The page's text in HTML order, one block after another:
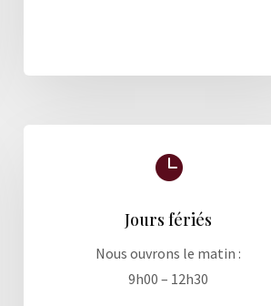

Jours fériés
Nous ouvrons le matin :
9h00 – 12h30